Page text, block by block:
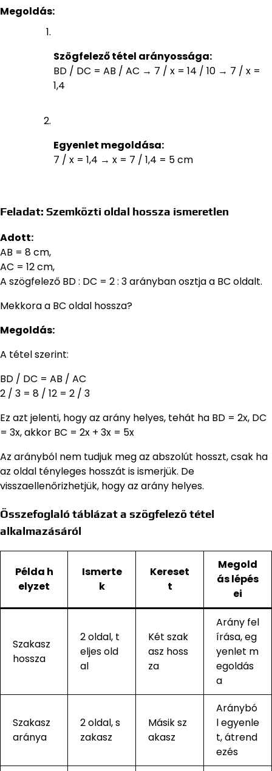
Megoldás:
Szögfelező tétel arányossága:
BD / DC = AB / AC → 7 / x = 14 / 10 → 7 / x =
1,4
Egyenlet megoldása:
7 / x = 1,4 → x = 7 / 1,4 = 5 cm
Feladat: Szemközti oldal hossza ismeretlen
Adott:
AB = 8 cm,
AC = 12 cm,
A szögfelező BD : DC = 2 : 3 arányban osztja a BC oldalt.
Mekkora a BC oldal hossza?
Megoldás:
A tétel szerint:
BD / DC = AB / AC
2 / 3 = 8 / 12 = 2 / 3
Ez azt jelenti, hogy az arány helyes, tehát ha BD = 2x, DC
= 3x, akkor BC = 2x + 3x = 5x
Az arányból nem tudjuk meg az abszolút hosszt, csak ha
az oldal tényleges hosszát is ismerjük. De
visszaellenőrizhetjük, hogy az arány helyes.
Összefoglaló táblázat a szögfelező tétel
alkalmazásáról
Példa h
elyzet
Ismerte
k
Kereset
t
Megold
ás lépés
ei
Szakasz
hossza
2 oldal, t
eljes old
al
Két szak
asz hoss
za
Arány fel
írása, eg
yenlet m
egoldás
a
Szakasz
aránya
2 oldal, s
zakasz
Másik sz
akasz
Aránybó
l egyenle
t, átrend
ezés